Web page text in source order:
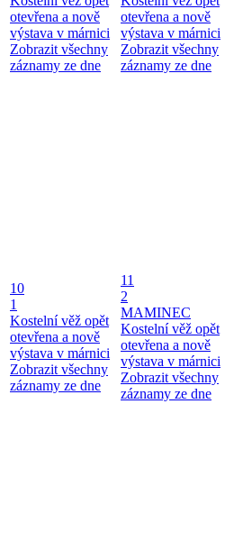
otevřena a nově
výstava v márnici
Zobrazit všechny
záznamy ze dne
otevřena a nově
výstava v márnici
Zobrazit všechny
záznamy ze dne
10
1
Kostelní věž opět
otevřena a nově
výstava v márnici
Zobrazit všechny
záznamy ze dne
11
2
MAMINEC
Kostelní věž opět
otevřena a nově
výstava v márnici
Zobrazit všechny
záznamy ze dne